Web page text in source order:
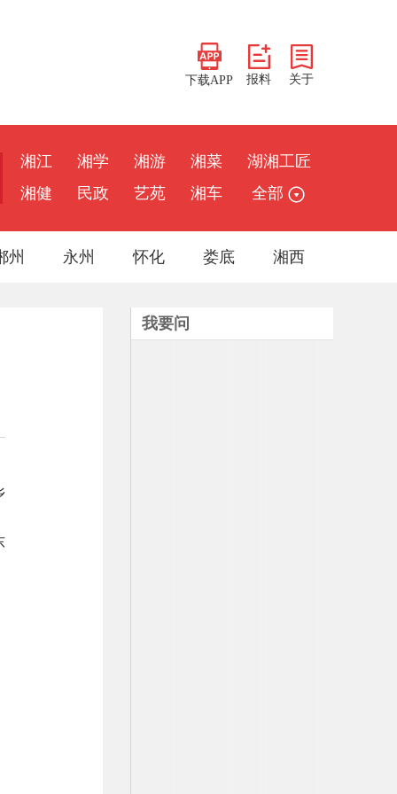
下载APP 报料 关于
湘江 湘学 湘游 湘菜
湖湘工匠
湘健
民政 艺苑 湘车 全部
州 永州 怀化 娄底 湘西
我要问